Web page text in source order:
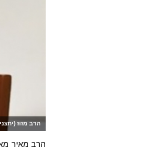
הרב מזוז
הרב מאיר